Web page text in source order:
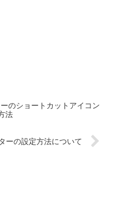
のショートカットアイコン
法
ーの設定方法について